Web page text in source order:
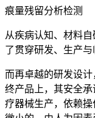
痕量残留分析检测
从疾病认知、材料
了贯穿研发、生产与
而再卓越的研发设
终产品上，其安全
疗器械生产，依赖